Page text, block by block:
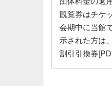
観覧券はチケ
会期中に当館
示された方は
割引引換券